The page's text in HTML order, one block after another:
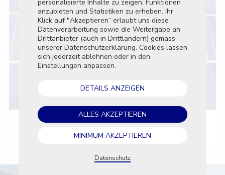
Nachdiplomstudium HF Energieeffizienz
personalisierte Inhalte zu zeigen, Funktionen
anzubieten und Statistiken zu erheben. Ihr
Klick auf "Akzeptieren“ erlaubt uns diese
Datenverarbeitung sowie die Weitergabe an
Drittanbieter (auch in Drittländern) gemäss
unserer Datenschutzerklärung. Cookies lassen
sich jederzeit ablehnen oder in den
Einstellungen anpassen.
DETAILS ANZEIGEN
ALLES AKZEPTIEREN
MINIMUM AKZEPTIEREN
Datenschutz